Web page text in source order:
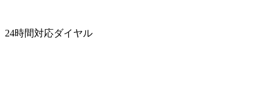
24時間対応ダイヤル